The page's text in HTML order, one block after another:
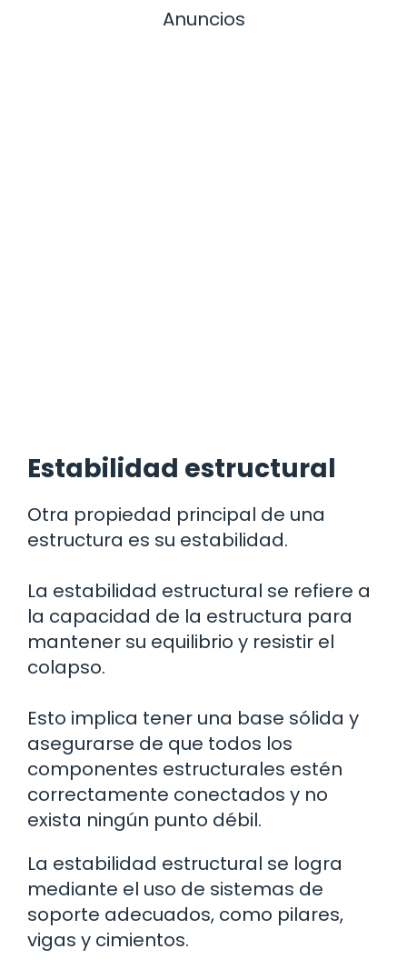
Anuncios
Estabilidad estructural
Otra propiedad principal de una
estructura es su estabilidad.
La estabilidad estructural se refiere a
la capacidad de la estructura para
mantener su equilibrio y resistir el
colapso.
Esto implica tener una base sólida y
asegurarse de que todos los
componentes estructurales estén
correctamente conectados y no
exista ningún punto débil.
La estabilidad estructural se logra
mediante el uso de sistemas de
soporte adecuados, como pilares,
vigas y cimientos.